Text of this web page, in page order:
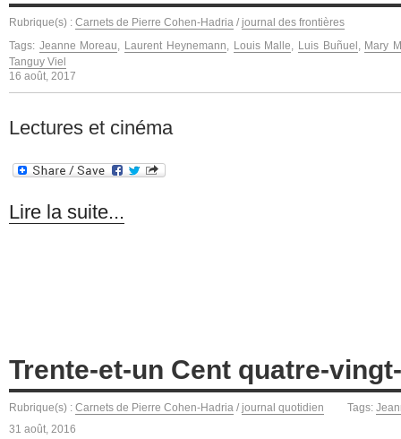
Rubrique(s) : Carnets de Pierre Cohen-Hadria / journal des frontières
Tags: Jeanne Moreau Laurent Heynemann Louis Malle Luis Buñuel
Mary
Tanguy Viel
16 août, 2017
Lectures et cinéma
Lire la suite...
Trente-et-un Cent quatre-
Rubrique(s) : Carnets de Pierre Cohen-Hadria / journal quotidien Tags:
31 août, 2016